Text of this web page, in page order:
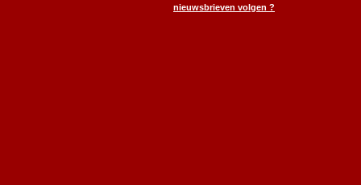
nieuwsbrieven volgen ?